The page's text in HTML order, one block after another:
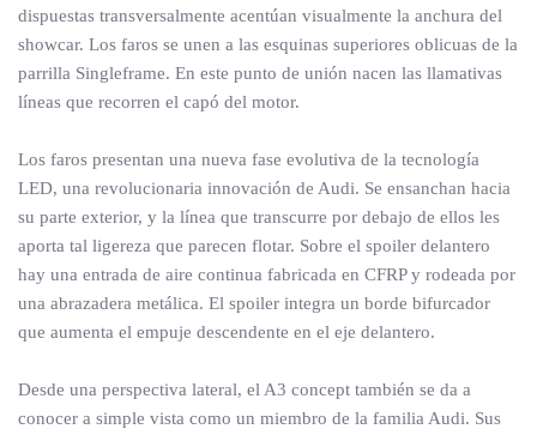
dispuestas transversalmente acentúan visualmente la anchura del
showcar. Los faros se unen a las esquinas superiores oblicuas de la
parrilla Singleframe. En este punto de unión nacen las llamativas
líneas que recorren el capó del motor.
Los faros presentan una nueva fase evolutiva de la tecnología
LED, una revolucionaria innovación de Audi. Se ensanchan hacia
su parte exterior, y la línea que transcurre por debajo de ellos les
aporta tal ligereza que parecen flotar. Sobre el spoiler delantero
hay una entrada de aire continua fabricada en CFRP y rodeada por
una abrazadera metálica. El spoiler integra un borde bifurcador
que aumenta el empuje descendente en el eje delantero.
Desde una perspectiva lateral, el A3 concept también se da a
conocer a simple vista como un miembro de la familia Audi. Sus